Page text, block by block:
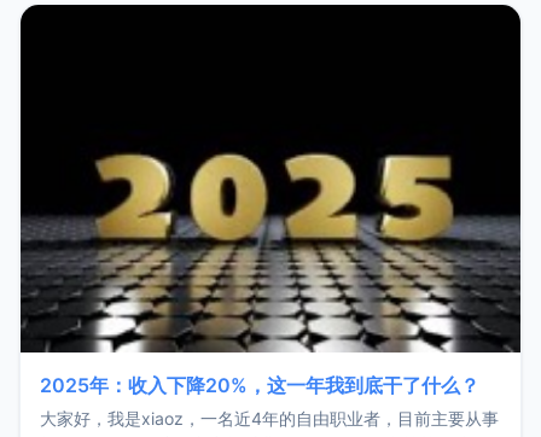
2025年：收入下降20%，这一年我到底干了什么？
大家好，我是xiaoz，一名近4年的自由职业者，目前主要从事